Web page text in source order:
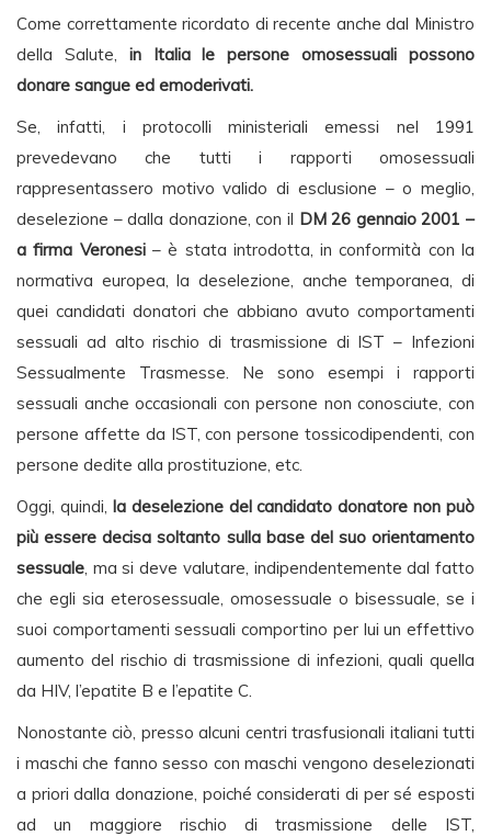
Come correttamente ricordato di recente anche dal Ministro
della Salute, in Italia le persone omosessuali possono
donare sangue ed emoderivati.
Se, infatti, i protocolli ministeriali emessi nel 1991
prevedevano che tutti i rapporti omosessuali
rappresentassero motivo valido di esclusione – o meglio,
deselezione – dalla donazione, con il DM 26 gennaio 2001 –
a firma Veronesi– è stata introdotta, in conformità con la
normativa europea, la deselezione, anche temporanea, di
quei candidati donatori che abbiano avuto comportamenti
sessuali ad alto rischio di trasmissione di IST – Infezioni
Sessualmente Trasmesse. Ne sono esempi i rapporti
sessuali anche occasionali con persone non conosciute, con
persone affette da IST, con persone tossicodipendenti, con
persone dedite alla prostituzione, etc.
Oggi, quindi, la deselezione del candidato donatore non può
più essere decisa soltanto sulla base del suo orientamento
sessuale, ma si deve valutare, indipendentemente dal fatto
che egli sia eterosessuale, omosessuale o bisessuale, se i
suoi comportamenti sessuali comportino per lui un effettivo
aumento del rischio di trasmissione di infezioni, quali quella
da HIV, l’epatite B e l’epatite C.
Nonostante ciò, presso alcuni centri trasfusionali italiani tutti
i maschi che fanno sesso con maschi vengono deselezionati
a priori dalla donazione, poiché considerati di per sé esposti
ad un maggiore rischio di trasmissione delle IST,